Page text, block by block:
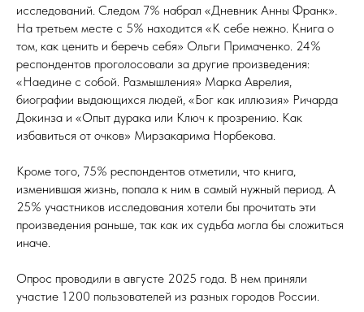
исследований. Следом 7% набрал «Дневник Анны Франк».
На третьем месте с 5% находится «К себе нежно. Книга о
том, как ценить и беречь себя» Ольги Примаченко. 24%
респондентов проголосовали за другие произведения:
«Наедине с собой. Размышления» Марка Аврелия,
биографии выдающихся людей, «Бог как иллюзия» Ричарда
Докинза и «Опыт дурака или Ключ к прозрению. Как
избавиться от очков» Мирзакарима Норбекова.
Кроме того, 75% респондентов отметили, что книга,
изменившая жизнь, попала к ним в самый нужный период. А
25% участников исследования хотели бы прочитать эти
произведения раньше, так как их судьба могла бы сложиться
иначе.
Опрос проводили в августе 2025 года. В нем приняли
участие 1200 пользователей из разных городов России.